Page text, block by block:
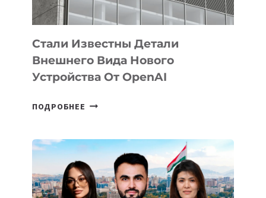
ИНТЕЛЛЕКТА
Стали Известны Детали
Внешнего Вида Нового
Устройства От OpenAI
ПОДРОБНЕЕ СТАЛИ
ВНЕШНЕГО
ВИДА
НОВОГО
УСТРОЙСТВА